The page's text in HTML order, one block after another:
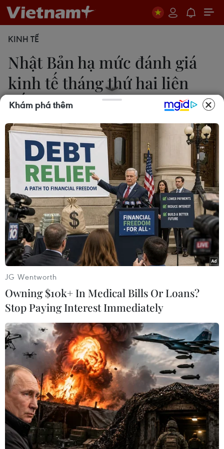
KINH TẾ
Nhật Bản hạ mức đánh giá
kinh tế tháng thứ hai liên
tiếp
22/10/2014 01:41
Trong báo cáo kinh tế tháng 10, Văn phòng Nội
các Nhật Bản cho biết nền kinh tế đang phục hồi
vừa phải với phần nào yếu kém thể hiện thời gian
gần đây, và giá tiêu dùng đang tăng với tốc độ
chậm hơn.
Người dân Nhật đang xếp hàng mua thực phẩm. (Nguồn:
AFP/TTXVN)
Ngày 21/10, Chính phủ Nhật Bản đã hạ mức
đánh giá kinh tế của nước này trong tháng thứ
hai liên tiếp, một động thái làm tăng lo ngại về
khả năng Tokyo sẽ tiến hành tăng thuế tiêu thụ
Khám phá thêm
JG Wentworth
Owning $10k+ In Medical Bills Or Loans?
Stop Paying Interest Immediately